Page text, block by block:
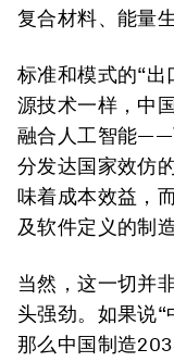
复合材料、能量
标准和模式的“
源技术一样，中
融合人工智能——
分发达国家效仿
味着成本效益，
及软件定义的制造
当然，这一切并
头强劲。如果说“
那么中国制造